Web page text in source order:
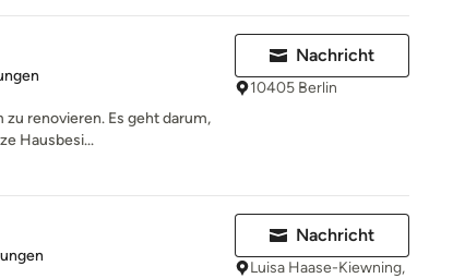
5 von 5 Sternen
zu renovieren. Es geht darum,
Hausbesi...
Nachricht
10405 Berlin
5 von 5 Sternen
Nachricht
Luisa Haase-Kiewning,